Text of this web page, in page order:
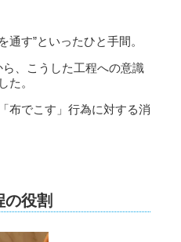
す”といったひと手間。
、こうした工程への意識
た。
布でこす」行為に対する消
役割